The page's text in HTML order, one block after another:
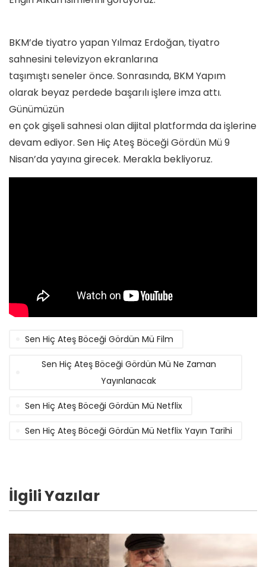
BKM’de tiyatro yapan Yılmaz Erdoğan, tiyatro
sahnesini televizyon ekranlarına
taşımıştı seneler önce. Sonrasında, BKM Yapım
olarak beyaz perdede başarılı işlere imza attı.
Günümüzün
en çok gişeli sahnesi olan dijital platformda da işlerine
devam ediyor. Sen Hiç Ateş Böceği Gördün Mü 9
Nisan’da yayına girecek. Merakla bekliyoruz.
Sen Hiç Ateş Böceği Gördün Mü Film
Sen Hiç Ateş Böceği Gördün Mü Ne Zaman
Yayınlanacak
Sen Hiç Ateş Böceği Gördün Mü Netflix
Sen Hiç Ateş Böceği Gördün Mü Netflix Yayın Tarihi
İlgili Yazılar